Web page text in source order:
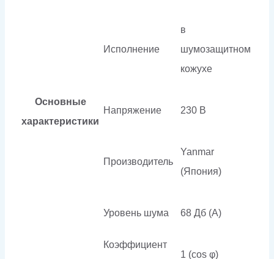
Основные
характеристики
Исполнение
в
шумозащитном
кожухе
Напряжение 230 В
Производитель
Yanmar
(Япония)
Уровень шума 68 Дб (А)
Коэффициент
1 (cos φ)